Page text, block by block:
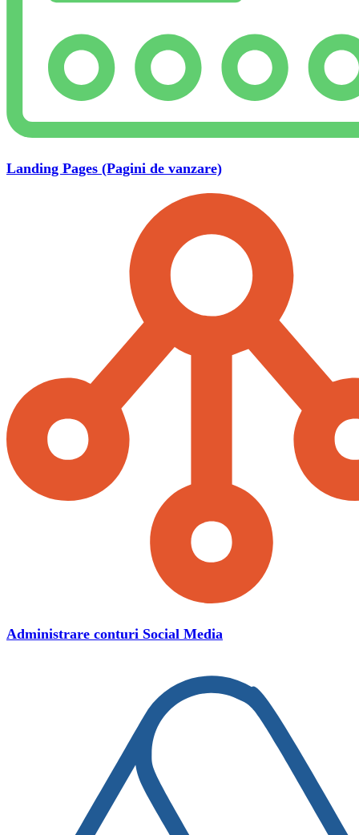
Landing Pages (Pagini de vanzare)
Administrare conturi Social Media